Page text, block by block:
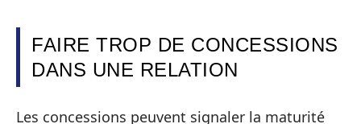
FAIRE TROP DE CONCESSIONS
DANS UNE RELATION
Les concessions peuvent signaler la maturité